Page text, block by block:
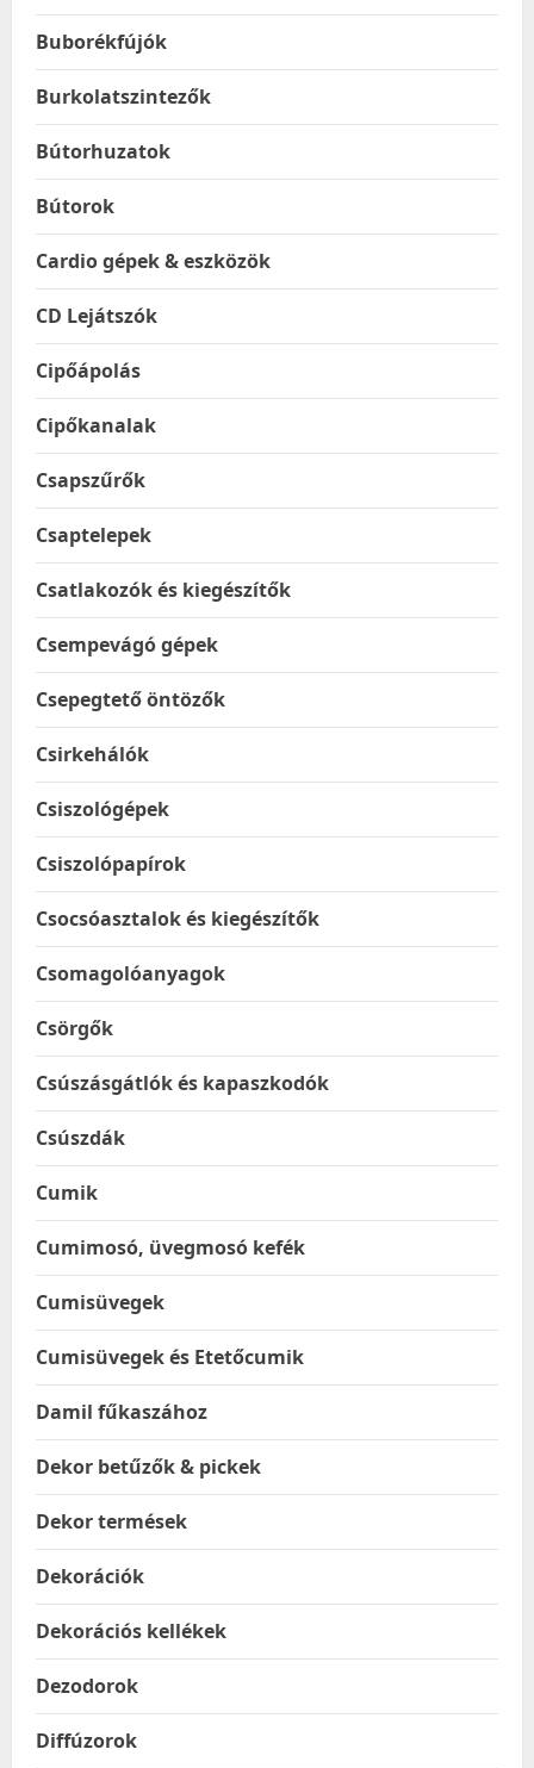
Buborékfújók
Burkolatszintezők
Bútorhuzatok
Bútorok
Cardio gépek & eszközök
CD Lejátszók
Cipőápolás
Cipőkanalak
Csapszűrők
Csaptelepek
Csatlakozók és kiegészítők
Csempevágó gépek
Csepegtető öntözők
Csirkehálók
Csiszológépek
Csiszolópapírok
Csocsóasztalok és kiegészítők
Csomagolóanyagok
Csörgők
Csúszásgátlók és kapaszkodók
Csúszdák
Cumik
Cumimosó, üvegmosó kefék
Cumisüvegek
Cumisüvegek és Etetőcumik
Damil fűkaszához
Dekor betűzők & pickek
Dekor termések
Dekorációk
Dekorációs kellékek
Dezodorok
Diffúzorok